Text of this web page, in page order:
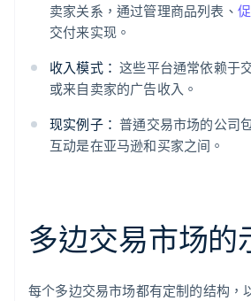
卖家关系，通过管理商品列表、
交付来实现。
收入模式： 这些平台通常依赖于
或来自卖家的广告收入。
现实例子： 普通交易市场的公司
互动是在亚马逊和买家之间。
多边交易市场的
每个多边交易市场都有定制的结构，